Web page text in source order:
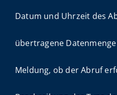
Datum und Uhrzeit des
übertragene Datenmenge
Meldung, ob der Abruf